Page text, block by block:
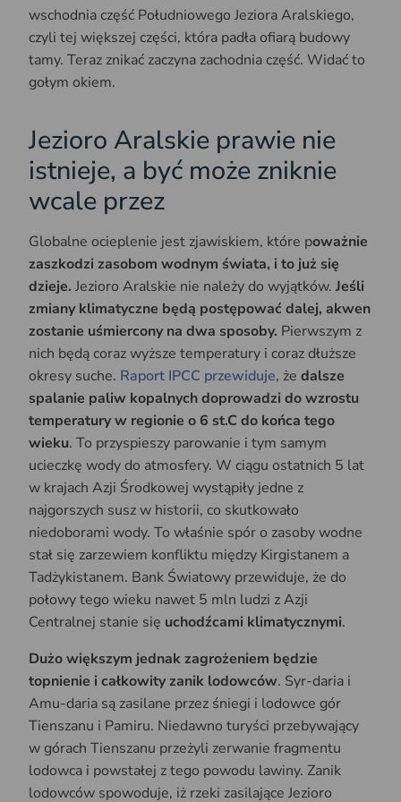
wschodnia część Południowego Jeziora Aralskiego,
czyli tej większej części, która padła ofiarą budowy
tamy. Teraz znikać zaczyna zachodnia część. Widać to
gołym okiem.
Jezioro Aralskie prawie nie
istnieje, a być może zniknie
wcale przez
Globalne ocieplenie jest zjawiskiem, które poważnie
zaszkodzi zasobom wodnym świata, i to już się
dzieje. Jezioro Aralskie nie należy do wyjątków. Jeśli
zmiany klimatyczne będą postępować dalej, akwen
zostanie uśmiercony na dwa sposoby. Pierwszym z
nich będą coraz wyższe temperatury i coraz dłuższe
okresy suche. Raport IPCC przewiduje, że dalsze
spalanie paliw kopalnych doprowadzi do wzrostu
temperatury w regionie o 6 st.C do końca tego
wieku. To przyspieszy parowanie i tym samym
ucieczkę wody do atmosfery. W ciągu ostatnich 5 lat
w krajach Azji Środkowej wystąpiły jedne z
najgorszych susz w historii, co skutkowało
niedoborami wody. To właśnie spór o zasoby wodne
stał się zarzewiem konfliktu między Kirgistanem a
Tadżykistanem. Bank Światowy przewiduje, że do
połowy tego wieku nawet 5 mln ludzi z Azji
Centralnej stanie się uchodźcami klimatycznymi.
Dużo większym jednak zagrożeniem będzie
topnienie i całkowity zanik lodowców. Syr-daria i
Amu-daria są zasilane przez śniegi i lodowce gór
Tienszanu i Pamiru. Niedawno turyści przebywający
w górach Tienszanu przeżyli zerwanie fragmentu
lodowca i powstałej z tego powodu lawiny. Zanik
lodowców spowoduje, iż rzeki zasilające Jezioro